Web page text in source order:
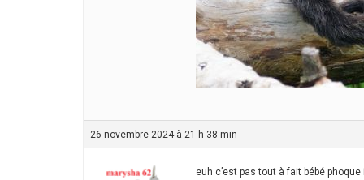
26 novembre 2024 à 21 h 38 min
euh c’est pas tout à fait bébé